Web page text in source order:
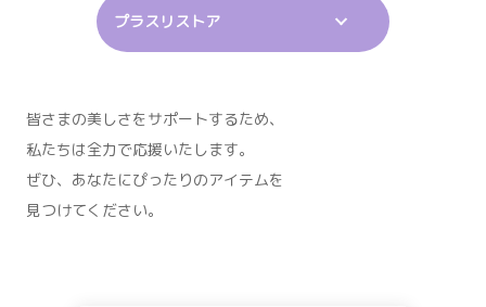
プラスリストア
皆さまの美しさをサポートするため、
私たちは全力で応援いたします。
ぜひ、あなたにぴったりのアイテムを
見つけてください。